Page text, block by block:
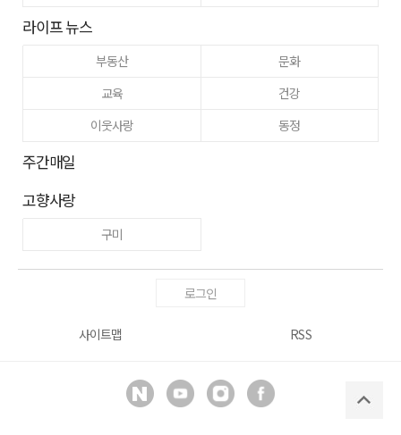
라이프 뉴스
부동산
문화
교육
건강
이웃사랑
동정
주간매일
고향사랑
구미
로그인
사이트맵 RSS